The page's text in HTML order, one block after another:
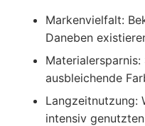
Markenvielfalt:
Daneben
Materialersparnis:
ausbleichende
Langzeitnutzung:
intensiv